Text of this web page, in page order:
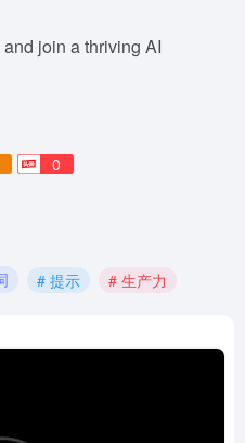
join a thriving AI
0
# 提示 # 生产力